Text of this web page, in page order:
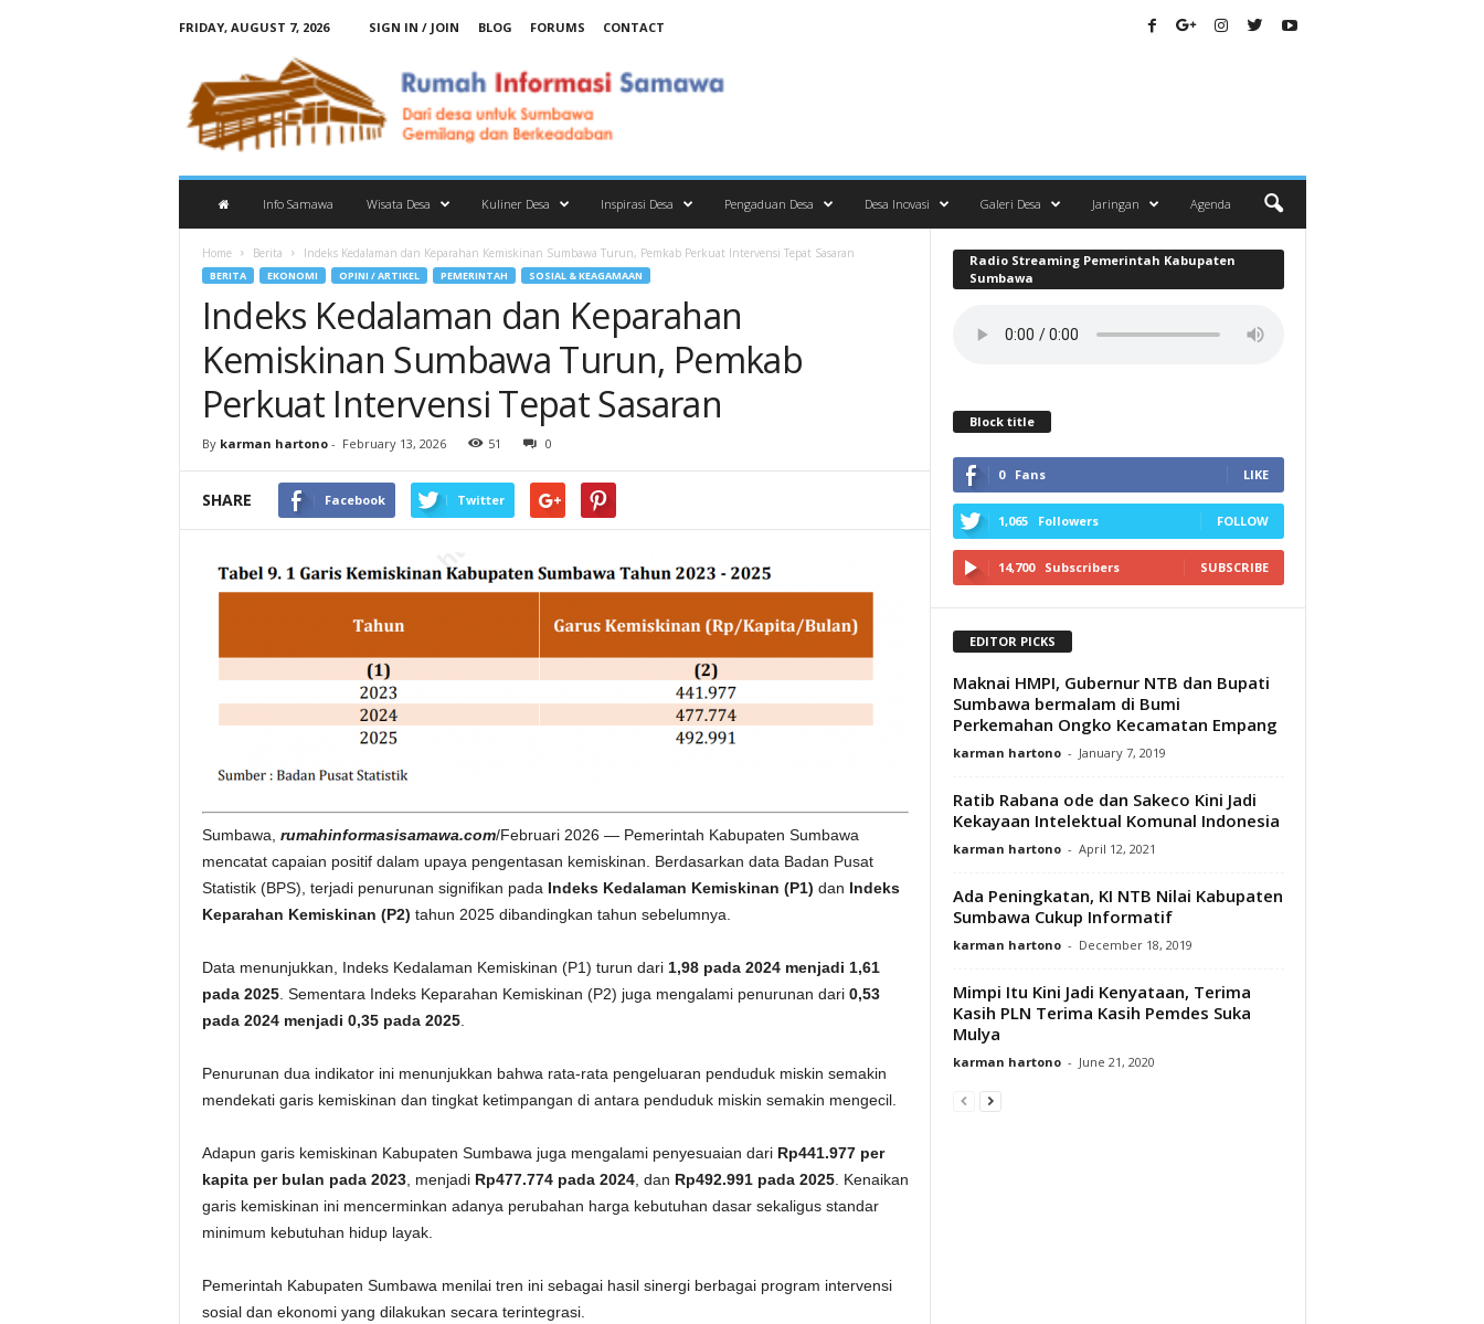
FRIDAY, AUGUST 7, 2026 SIGN IN / JOIN BLOG FORUMS
CONTACT
w
Info Samawa Wisata Desa Kuliner Desa Inspirasi Desa Pengaduan Desa Desa Inovasi Galeri Desa Jaringan Agenda
Home Berita Indeks Kedalaman dan Keparahan Kemiskinan Sumbawa Turun, Pemkab Perkuat Intervensi Tepat Sasaran
BERITA EKONOMI OPINI / ARTIKEL PEMERINTAH SOSIAL & KEAGAMAAN
Indeks Kedalaman dan Keparahan
Kemiskinan Sumbawa Turun, Pemkab
Perkuat Intervensi Tepat Sasaran
By karman hartono- February 13, 2026 51 0
SHARE Facebook Twitter
Sumbawa, rumahinformasisamawa.com/Februari 2026 — Pemerintah Kabupaten Sumbawa
mencatat capaian positif dalam upaya pengentasan kemiskinan. Berdasarkan data Badan Pusat
Statistik (BPS), terjadi penurunan signifikan pada Indeks Kedalaman Kemiskinan (P1) dan Indeks
Keparahan Kemiskinan (P2) tahun 2025 dibandingkan tahun sebelumnya.
Data menunjukkan, Indeks Kedalaman Kemiskinan (P1) turun dari 1,98 pada 2024 menjadi 1,61
pada 2025. Sementara Indeks Keparahan Kemiskinan (P2) juga mengalami penurunan dari 0,53
pada 2024 menjadi 0,35 pada 2025.
Penurunan dua indikator ini menunjukkan bahwa rata-rata pengeluaran penduduk miskin semakin
mendekati garis kemiskinan dan tingkat ketimpangan di antara penduduk miskin semakin mengecil.
Adapun garis kemiskinan Kabupaten Sumbawa juga mengalami penyesuaian dari Rp441.977 per
kapita per bulan pada 2023, menjadi Rp477.774 pada 2024, dan Rp492.991 pada 2025. Kenaikan
garis kemiskinan ini mencerminkan adanya perubahan harga kebutuhan dasar sekaligus standar
minimum kebutuhan hidup layak.
Pemerintah Kabupaten Sumbawa menilai tren ini sebagai hasil sinergi berbagai program intervensi
sosial dan ekonomi yang dilakukan secara terintegrasi.
Radio Streaming Pemerintah Kabupaten
Sumbawa
Block title
0 Fans LIKE
1,065 Followers FOLLOW
14,700 Subscribers SUBSCRIBE
EDITOR PICKS
Maknai HMPI, Gubernur NTB dan Bupati
Sumbawa bermalam di Bumi
Perkemahan Ongko Kecamatan Empang
karman hartono - January 7, 2019
Ratib Rabana ode dan Sakeco Kini Jadi
Kekayaan Intelektual Komunal Indonesia
karman hartono - April 12, 2021
Ada Peningkatan, KI NTB Nilai Kabupaten
Sumbawa Cukup Informatif
karman hartono - December 18, 2019
Mimpi Itu Kini Jadi Kenyataan, Terima
Kasih PLN Terima Kasih Pemdes Suka
Mulya
karman hartono - June 21, 2020